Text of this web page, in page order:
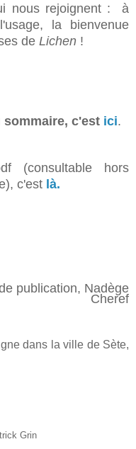
nous rejoignent :
à
la bienvenue
de Lichen !
sommaire, c'est ici.
(consultable hors
c'est là.
publication, Nadège
Cheref
dans la ville de Sète,
Grin